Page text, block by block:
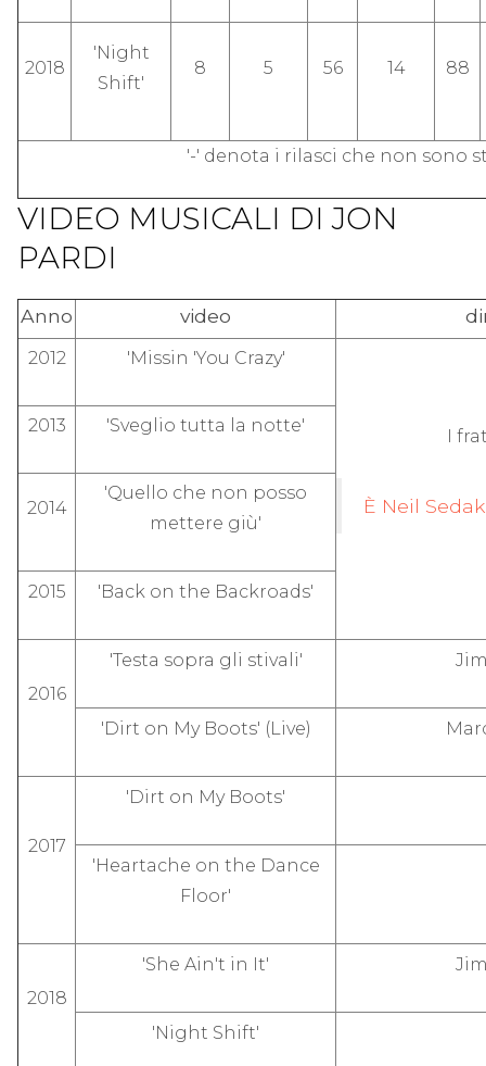
2018
'Night
Shift'
8 5 56 14 88
'-' denota i rilasci che non sono
VIDEO MUSICALI DI JON
PARDI
Anno video
2012 'Missin 'You Crazy'
I
È Neil
2013 'Sveglio tutta la notte'
2014
'Quello che non posso
mettere giù'
2015 'Back on the Backroads'
2016
'Testa sopra gli stivali'
'Dirt on My Boots' (Live)
2017
'Dirt on My Boots'
'Heartache on the Dance
Floor'
2018
'She Ain't in It'
'Night Shift'